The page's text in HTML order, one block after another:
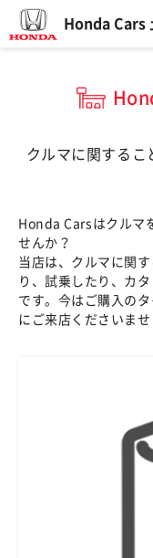
Honda Cars
クルマに関する
Honda Carsはクルマ
せんか？
当店は、クルマに関
り、試乗したり、カ
です。今はご購入の
にご来店くださいませ